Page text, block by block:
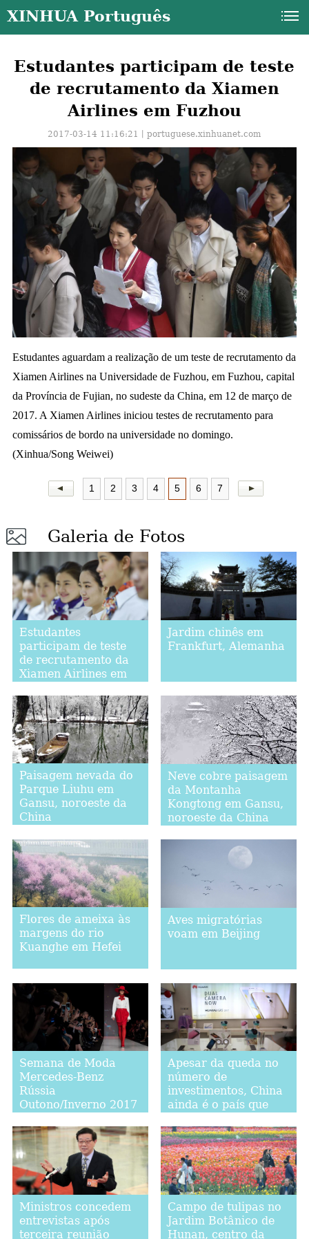
XINHUA Português
Estudantes participam de teste
de recrutamento da Xiamen
Airlines em Fuzhou
2017-03-14 11:16:21丨portuguese.xinhuanet.com
Estudantes aguardam a realização de um teste de recrutamento da
Xiamen Airlines na Universidade de Fuzhou, em Fuzhou, capital
da Província de Fujian, no sudeste da China, em 12 de março de
2017. A Xiamen Airlines iniciou testes de recrutamento para
comissários de bordo na universidade no domingo.
(Xinhua/Song Weiwei)
1 2 3 4 5 6 7
Galeria de Fotos
Estudantes
participam de teste
de recrutamento da
Xiamen Airlines em
Jardim chinês em
Frankfurt, Alemanha
Paisagem nevada do
Parque Liuhu em
Gansu, noroeste da
China
Neve cobre paisagem
da Montanha
Kongtong em Gansu,
noroeste da China
Flores de ameixa às
margens do rio
Kuanghe em Hefei
Aves migratórias
voam em Beijing
Semana de Moda
Mercedes-Benz
Rússia
Outono/Inverno 2017
Apesar da queda no
número de
investimentos, China
ainda é o país que
Myanmar
Ministros concedem
entrevistas após
terceira reunião
Campo de tulipas no
Jardim Botânico de
Hunan, centro da